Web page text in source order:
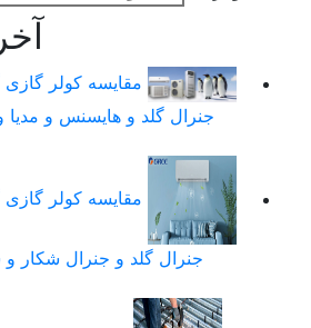
مقایسه کولر گازی
جنرال گلد و هایسنس و مدیا و
مقایسه کولر گازی
جنرال گلد و جنرال شکار و